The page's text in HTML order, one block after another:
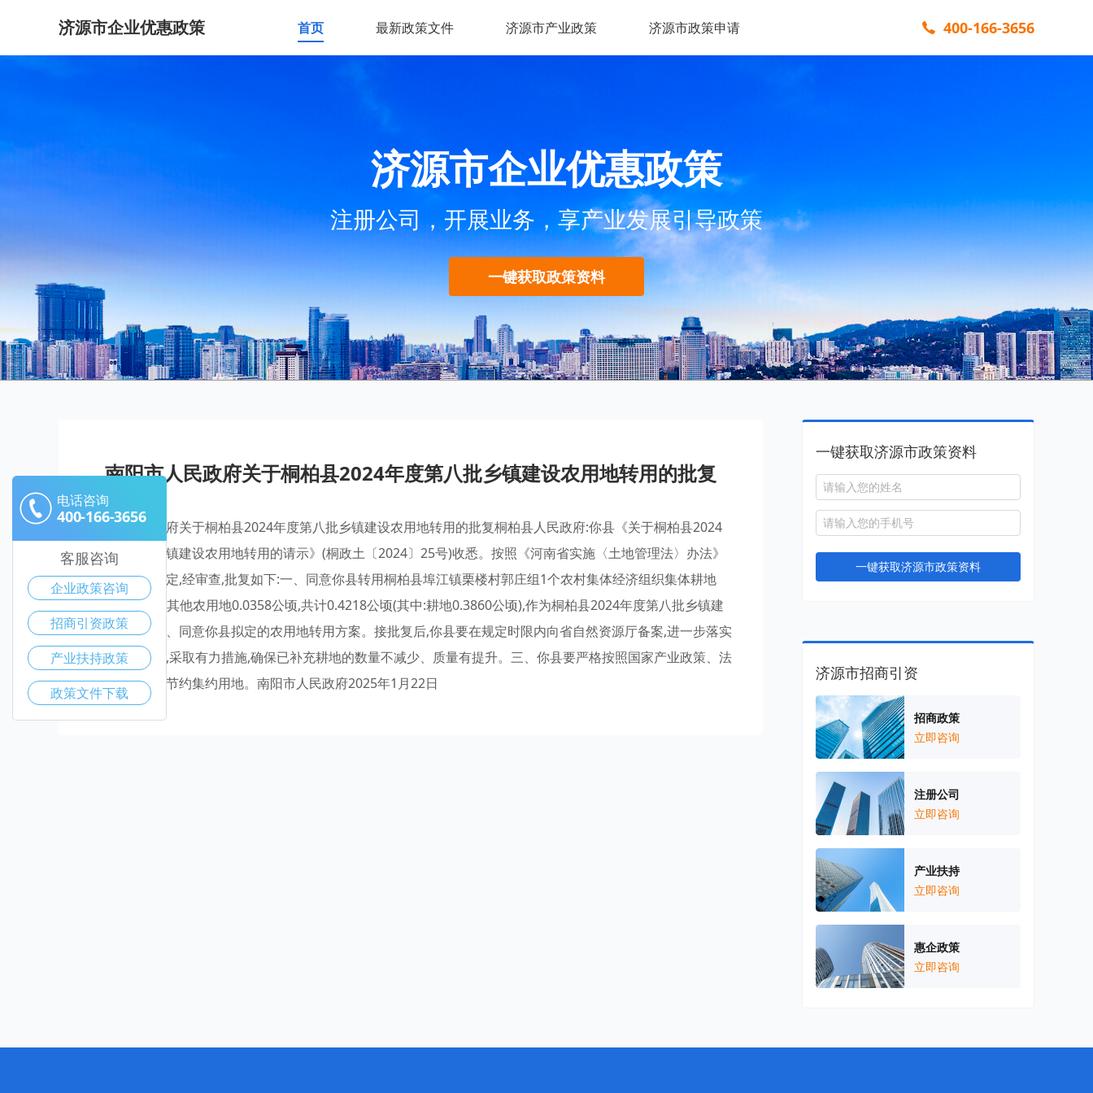
济源市企业优惠政策 首页 最新政策文件 济源市产业政策 济源市政策申请 400-166-3656
济源市企业优惠政策
注册公司，开展业务，享产业发展引导政策
一键获取政策资料
南阳市人民政府关于桐柏县2024年度第八批乡镇建设农用地转用的批复
南阳市人民政府关于桐柏县2024年度第八批乡镇建设农用地转用的批复桐柏县人民政府:你县《关于桐柏县2024
年度第八批乡镇建设农用地转用的请示》(桐政土〔2024〕25号)收悉。按照《河南省实施〈土地管理法〉办法》
及有关政策规定,经审查,批复如下:一、同意你县转用桐柏县埠江镇栗楼村郭庄组1个农村集体经济组织集体耕地
0.3860公顷、其他农用地0.0358公顷,共计0.4218公顷(其中:耕地0.3860公顷),作为桐柏县2024年度第八批乡镇建
设农用地。二、同意你县拟定的农用地转用方案。接批复后,你县要在规定时限内向省自然资源厅备案,进一步落实
补充耕地方案,采取有力措施,确保已补充耕地的数量不减少、质量有提升。三、你县要严格按照国家产业政策、法
律法规的用途节约集约用地。南阳市人民政府2025年1月22日
一键获取济源市政策资料
一键获取济源市政策资料
济源市招商引资
招商政策
立即咨询
注册公司
立即咨询
产业扶持
立即咨询
惠企政策
立即咨询
电话咨询
400-166-3656
客服咨询
企业政策咨询
招商引资政策
产业扶持政策
政策文件下载